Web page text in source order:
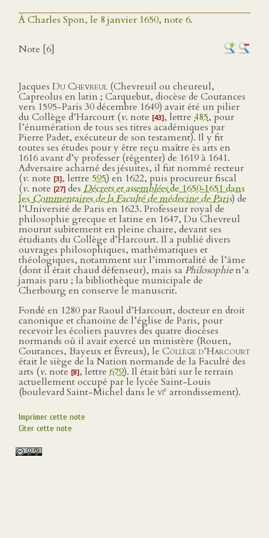
À Charles Spon, le 8 janvier 1650, note 6.
Note [6]
Jacques Du Chevreul (Chevreuil ou cheureul,
Capreolus en latin ; Carquebut, diocèse de Coutances
vers 1595-Paris 30 décembre 1649) avait été un pilier
du Collège d’Harcourt (v. note [43], lettre 485, pour
l’énumération de tous ses titres académiques par
Pierre Padet, exécuteur de son testament). Il y fit
toutes ses études pour y être reçu maître ès arts en
1616 avant d’y professer (régenter) de 1619 à 1641.
Adversaire acharné des jésuites, il fut nommé recteur
(v. note [3], lettre 595) en 1622, puis procureur fiscal
(v. note [27] des Décrets et assembléesde 1650‑1651 dans
lesCommentaires de la Faculté de médecine de Paris) de
l’Université de Paris en 1623. Professeur royal de
philosophie grecque et latine en 1647, Du Chevreul
mourut subitement en pleine chaire, devant ses
étudiants du Collège d’Harcourt. Il a publié divers
ouvrages philosophiques, mathématiques et
théologiques, notamment sur l’immortalité de l’âme
(dont il était chaud défenseur), mais sa Philosophien’a
jamais paru ; la bibliothèque municipale de
Cherbourg en conserve le manuscrit.
Fondé en 1280 par Raoul d’Harcourt, docteur en droit
canonique et chanoine de l’église de Paris, pour
recevoir les écoliers pauvres des quatre diocèses
normands où il avait exercé un ministère (Rouen,
Coutances, Bayeux et Évreux), le Collège d’Harcourt
était le siège de la Nation normande de la Faculté des
arts (v. note [8], lettre 679). Il était bâti sur le terrain
actuellement occupé par le lycée Saint-Louis
(boulevard Saint-Michel dans le vie arrondissement).
Imprimer cette note
Citer cette note